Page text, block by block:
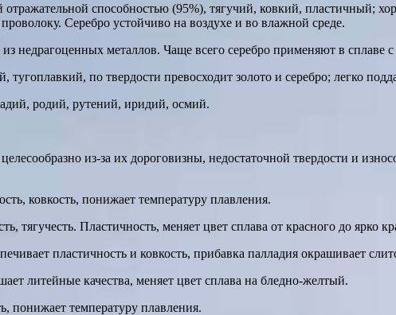
способностью (95%), тягучий, ковкий, пластичный;
Серебро устойчиво на воздухе и во влажной среде.
недрагоценных металлов. Чаще всего серебро применяют в
по твердости превосходит золото и серебро; легко
родий, рутений, иридий, осмий.
из-за их дороговизны, недостаточной твердости и
ковкость, понижает температуру плавления.
тягучесть. Пластичность, меняет цвет сплава от красного до ярко
пластичность и ковкость, прибавка палладия окрашивает
литейные качества, меняет цвет сплава на бледно-желтый.
понижает температуру плавления.